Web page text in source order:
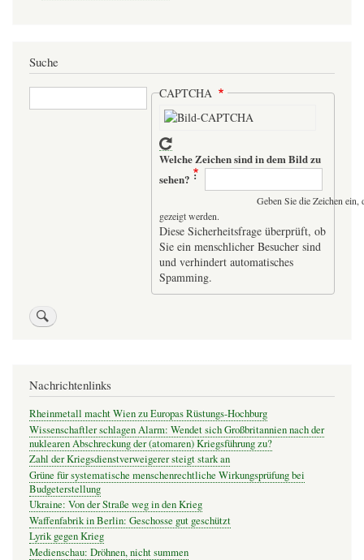
Suche
Suche CAPTCHA
Welche Zeichen sind in dem Bild zu
sehen?
Geben Sie die Zeichen
gezeigt werden.
Diese Sicherheitsfrage überprüft, ob
Sie ein menschlicher Besucher sind
und verhindert automatisches
Spamming.
Nachrichtenlinks
Rheinmetall macht Wien zu Europas Rüstungs-Hochburg
Wissenschaftler schlagen Alarm: Wendet sich Großbritannien nach der
nuklearen Abschreckung der (atomaren) Kriegsführung zu?
Zahl der Kriegsdienstverweigerer steigt stark an
Grüne für systematische menschenrechtliche Wirkungsprüfung bei
Budgeterstellung
Ukraine: Von der Straße weg in den Krieg
Waffenfabrik in Berlin: Geschosse gut geschützt
Lyrik gegen Krieg
Medienschau: Dröhnen, nicht summen